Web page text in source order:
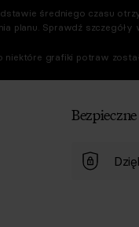
średniego czasu
planu. Sprawdź szczegóły
grafiki potraw